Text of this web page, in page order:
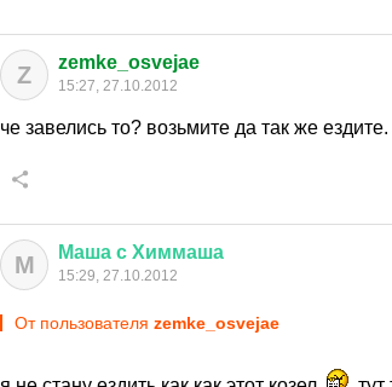
Z zemke_osvejae
15:27, 27.10.2012
че завелись то? возьмите да так же
М Маша с Химмаша
15:29, 27.10.2012
От пользователя zemke_osvejae